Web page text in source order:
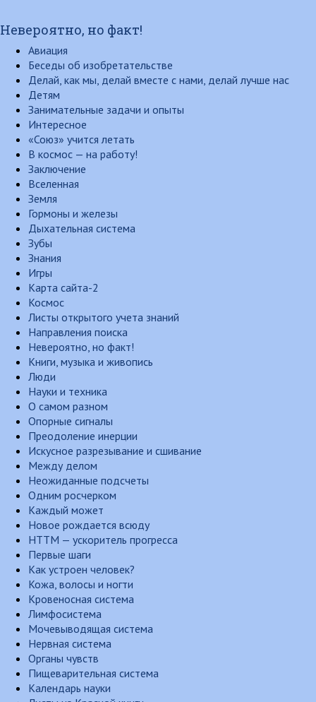
Невероятно, но факт!
Авиация
Беседы об изобретательстве
Делай, как мы, делай вместе с нами, делай лучше нас
Детям
Занимательные задачи и опыты
Интересное
«Союз» учится летать
В космос — на работу!
Заключение
Вселенная
Земля
Гормоны и железы
Дыхательная система
Зубы
Знания
Игры
Карта сайта-2
Космос
Листы открытого учета знаний
Направления поиска
Невероятно, но факт!
Книги, музыка и живопись
Люди
Науки и техника
О самом разном
Опорные сигналы
Преодоление инерции
Искусное разрезывание и сшивание
Между делом
Неожиданные подсчеты
Одним росчерком
Каждый может
Новое рождается всюду
НТТМ — ускоритель прогресса
Первые шаги
Как устроен человек?
Кожа, волосы и ногти
Кровеносная система
Лимфосистема
Мочевыводящая система
Нервная система
Органы чувств
Пищеварительная система
Календарь науки